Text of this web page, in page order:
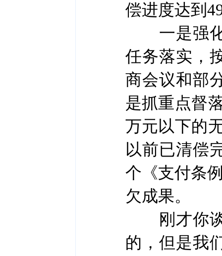
偿进度达到
一是强化
任务落实，
商会议和部
是抓重点督
万元以下的
以前已清偿
个《支付条
欠成果。
刚才你谈
的，但是我